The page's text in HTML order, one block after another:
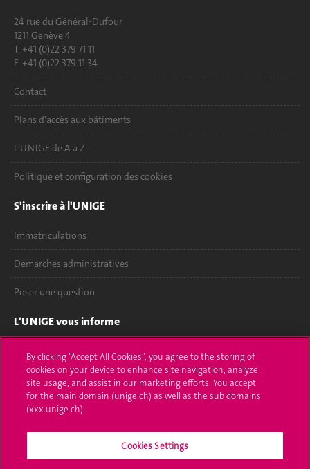
24 rue du Général-Dufour
1211 Genève 4
T. +41 (0)22 379 71 11
F. +41 (0)22 379 11 34
Contact
Plans d'accès aux bâtiments
L'UNIGE de A à Z
Politique et configuration des cookies
S'inscrire à l'UNIGE
Immatriculations
Démarches administratives
Poser une question
L'UNIGE vous informe
UNIGE Mobile
Médias
Offres d'emploi
Bibliothèque
By clicking “Accept All Cookies”, you agree to the storing of
cookies on your device to enhance site navigation, analyze
site usage, and assist in our marketing efforts. You accept
for the main domain (unige.ch) as well as the sub domains
(xxx.unige.ch).
Cookies Settings